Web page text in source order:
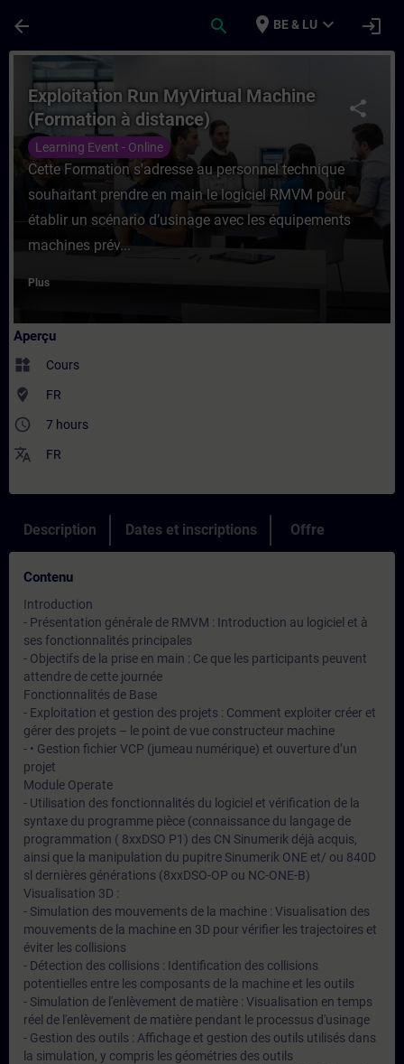
arrow_back search place BE & LU expand_more login
Cours - Exploitation Run MyVirtual
share
Exploitation Run MyVirtual Machine
(Formation à distance)
Learning Event - Online
Cette Formation s'adresse au personnel technique
souhaitant prendre en main le logiciel RMVM pour
établir un scénario d’usinage avec les équipements
machines prév...
Plus
Aperçu
widgets Cours
where_to_vote FR
access_time 7 hours
translate FR
Description Dates et inscriptions Offre
Contenu
Introduction
- Présentation générale de RMVM : Introduction au logiciel et à
ses fonctionnalités principales
- Objectifs de la prise en main : Ce que les participants peuvent
attendre de cette journée
Fonctionnalités de Base
- Exploitation et gestion des projets : Comment exploiter créer et
gérer des projets – le point de vue constructeur machine
- • Gestion fichier VCP (jumeau numérique) et ouverture d’un
projet
Module Operate
- Utilisation des fonctionnalités du logiciel et vérification de la
syntaxe du programme pièce (connaissance du langage de
programmation ( 8xxDSO P1) des CN Sinumerik déjà acquis,
ainsi que la manipulation du pupitre Sinumerik ONE et/ ou 840D
sl dernières générations (8xxDSO-OP ou NC-ONE-B)
Visualisation 3D :
- Simulation des mouvements de la machine : Visualisation des
mouvements de la machine en 3D pour vérifier les trajectoires et
éviter les collisions
- Détection des collisions : Identification des collisions
potentielles entre les composants de la machine et les outils
- Simulation de l'enlèvement de matière : Visualisation en temps
réel de l'enlèvement de matière pendant le processus d'usinage
- Gestion des outils : Affichage et gestion des outils utilisés dans
la simulation, y compris les géométries des outils